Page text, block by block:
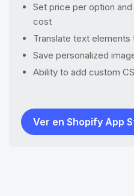
Set price per option
cost
Translate text elements
Save personalized
Ability to add custom
Ver en Shopify App